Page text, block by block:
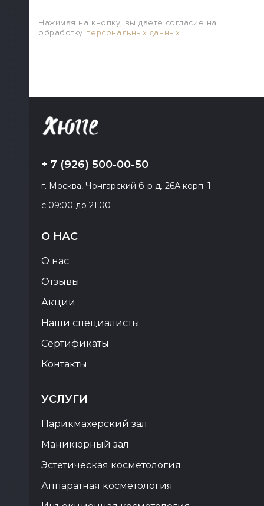
Нажимая на кнопку, вы даете согласие на
обработку персональных данных
+ 7 (926) 500-00-50
г. Москва, Чонгарский б-р д. 26А корп. 1
с 09:00 до 21:00
О НАС
О нас
Отзывы
Акции
Наши специалисты
Сертификаты
Контакты
УСЛУГИ
Парикмахерский зал
Маникюрный зал
Эстетическая косметология
Аппаратная косметология